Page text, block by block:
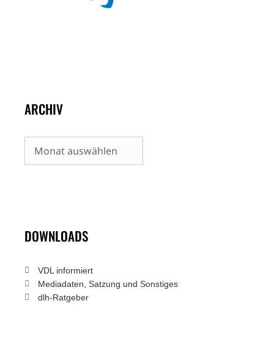
ARCHIV
Archiv
DOWNLOADS
VDL informiert
Mediadaten, Satzung und Sonstiges
dlh-Ratgeber